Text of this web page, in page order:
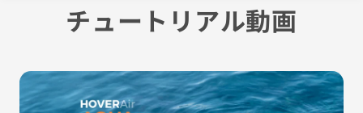
チュートリアル動画